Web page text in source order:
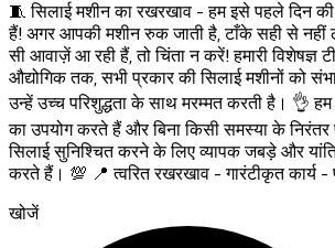
🧵 सिलाई मशीन का रखरखाव - हम इसे पहले दिन
हैं! अगर आपकी मशीन रुक जाती है, टाँके सही से नहीं
सी आवाज़ें आ रही हैं, तो चिंता न करें! हमारी
औद्योगिक तक, सभी प्रकार की सिलाई मशीनों को
उन्हें उच्च परिशुद्धता के साथ मरम्मत करती है। 👌
का उपयोग करते हैं और बिना किसी समस्या के
सिलाई सुनिश्चित करने के लिए व्यापक जबड़े और
करते हैं। 💯 📍 त्वरित रखरखाव - गारंटीकृत कार्य -
खोजें